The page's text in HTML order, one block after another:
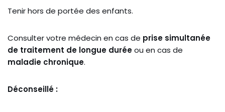
Tenir hors de portée des enfants.
Consulter votre médecin en cas de prise simultanée
de traitement de longue duréeou en cas de
maladie chronique.
Déconseillé :